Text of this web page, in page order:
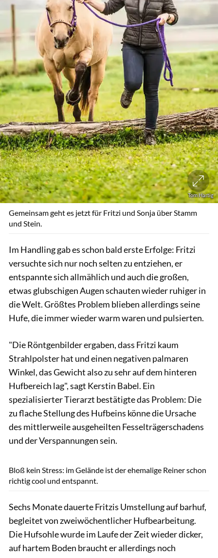
Tom Hartig
Gemeinsam geht es jetzt für Fritzi und Sonja über Stamm
und Stein.
Im Handling gab es schon bald erste Erfolge: Fritzi
versuchte sich nur noch selten zu entziehen, er
entspannte sich allmählich und auch die großen,
etwas glubschigen Augen schauten wieder ruhiger in
die Welt. Größtes Problem blieben allerdings seine
Hufe, die immer wieder warm waren und pulsierten.
"Die Röntgenbilder ergaben, dass Fritzi kaum
Strahlpolster hat und einen negativen palmaren
Winkel, das Gewicht also zu sehr auf dem hinteren
Hufbereich lag", sagt Kerstin Babel. Ein
spezialisierter Tierarzt bestätigte das Problem: Die
zu flache Stellung des Hufbeins könne die Ursache
des mittlerweile ausgeheilten Fesselträgerschadens
und der Verspannungen sein.
Bloß kein Stress: im Gelände ist der ehemalige Reiner schon
richtig cool und entspannt.
Sechs Monate dauerte Fritzis Umstellung auf barhuf,
begleitet von zweiwöchentlicher Hufbearbeitung.
Die Hufsohle wurde im Laufe der Zeit wieder dicker,
auf hartem Boden braucht er allerdings noch